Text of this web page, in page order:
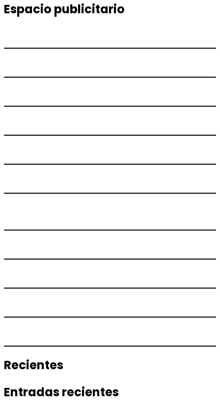
entradas
Espacio publicitario
Recientes
Entradas recientes